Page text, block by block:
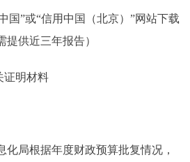
国”或“信用中国（北京）”网站下载
供近三年报告）
证明材料
化局根据年度财政预算批复情况，